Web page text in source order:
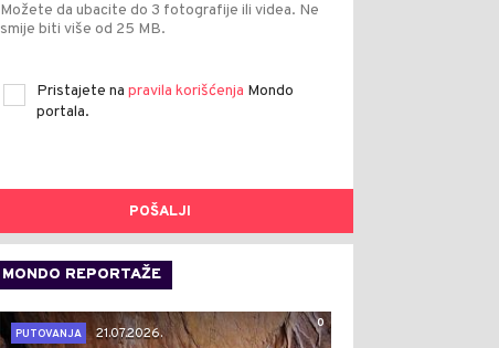
Možete da ubacite do 3 fotografije ili videa. Ne
smije biti više od 25 MB.
Pristajete na pravila korišćenja Mondo
portala.
POŠALJI
MONDO REPORTAŽE
0
PUTOVANJA
21.07.2026.